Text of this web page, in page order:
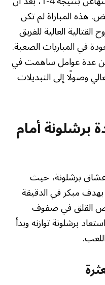
هذه المباراة لم تكن
العالية للفريق
في المباريات الصعبة.
عدة عوامل ساهمت في
وصولًا إلى التبديلات
برشلونة أمام
عشاق برشلونة، حيث
مبكر في الدقيقة
بعض القلق في صفوف
برشلونة توازنه وبدأ